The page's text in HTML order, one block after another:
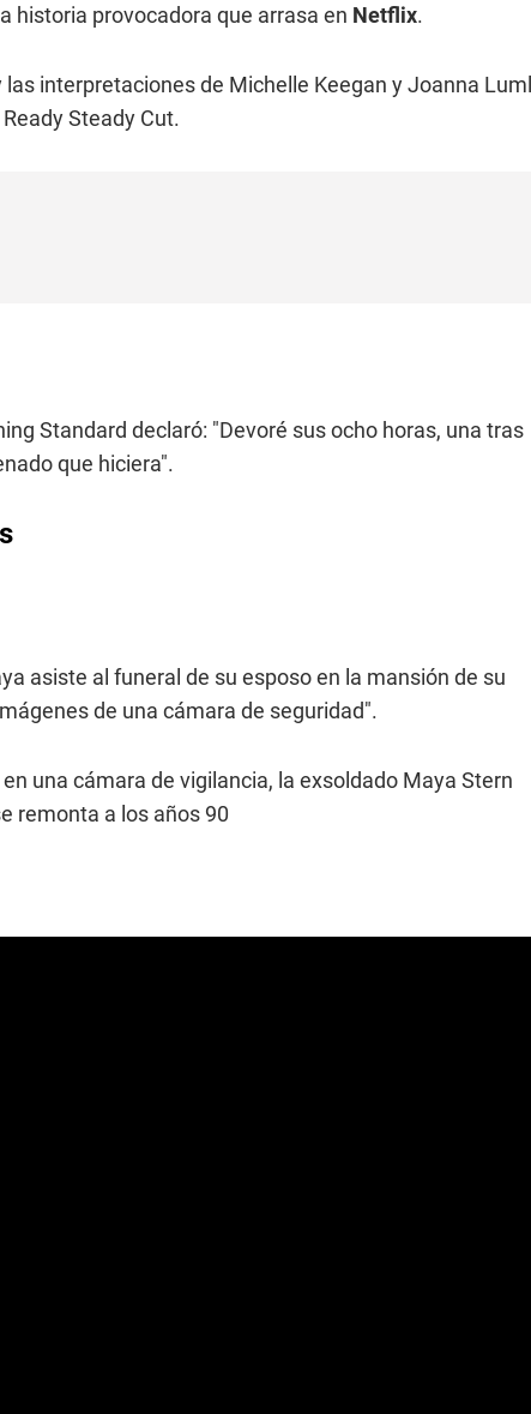
historia provocadora que arrasa en Netflix.
las interpretaciones de Michelle Keegan y Joanna
Steady Cut.
Standard declaró: "Devoré sus ocho horas, una tras
que hiciera".
asiste al funeral de su esposo en la mansión de su
de una cámara de seguridad".
una cámara de vigilancia, la exsoldado Maya Stern
remonta a los años 90